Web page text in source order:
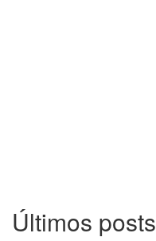
Últimos posts